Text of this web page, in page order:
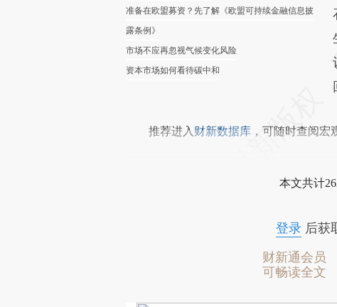
准备在欧盟募资？先了解《欧盟可持续金融信息披
露条例》
市场不应再忽视气候变化风险
资本市场如何看待碳中和
推荐进入 财新数据库 ，可随时查阅宏
本文共计
登录后获
财新通会员
可畅读全文